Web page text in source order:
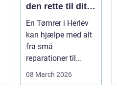
den rette til dit
projekt
En Tømrer i Herlev
kan hjælpe med alt
fra små
reparationer til
større ombygninger
08 March 2026